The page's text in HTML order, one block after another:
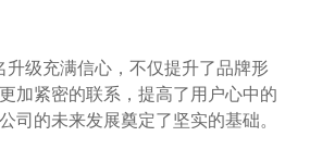
升级充满信心，不仅提升了品牌形
加紧密的联系，提高了用户心中的
司的未来发展奠定了坚实的基础。